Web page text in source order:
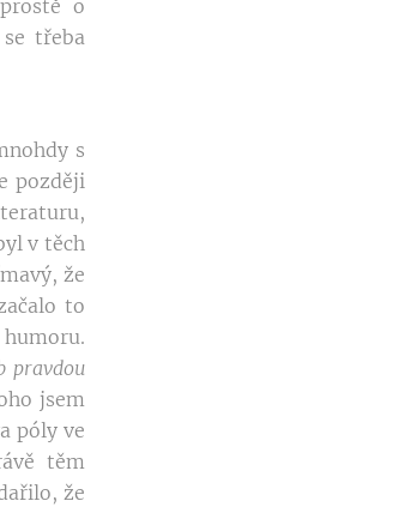
o
třeba
s
později
v těch
že
to
pravdou
jsem
póly ve
těm
že